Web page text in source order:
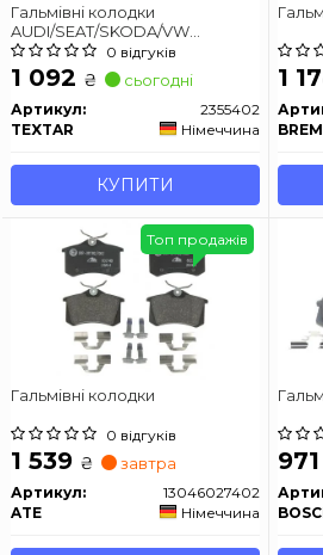
Гальмівні колодки
AUDI/SEAT/SKODA/VW
A1/A3/Leon/Octavia/Golf "R
"03>>
0 відгуків
1 092 ₴ сьогодні
Артикул:
2355402
TEXTAR
Німеччина
КУПИТИ
1
Гальмівні колодки
0 відгуків
1 539 ₴ завтра
Артикул:
13046027402
ATE
Німеччина
Топ продажів
971